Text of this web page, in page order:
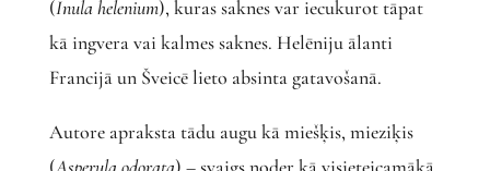
(Inula helenium), kuras saknes var iecukurot tāpat
kā ingvera vai kalmes saknes. Helēniju ālanti
Francijā un Šveicē lieto absinta gatavošanā.
Autore apraksta tādu augu kā miešķis, mieziķis